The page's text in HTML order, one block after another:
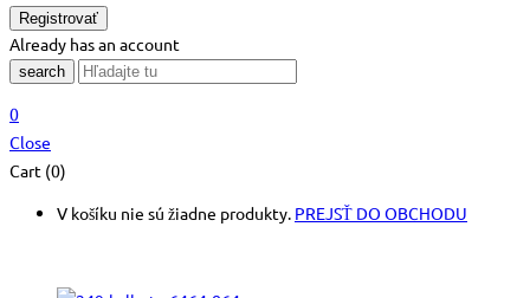
Already has an account
search
0
Close
Cart (0)
V košíku nie sú žiadne produkty. PREJSŤ DO OBCHODU